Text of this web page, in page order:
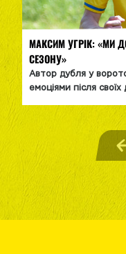
МАКСИМ УГРІК: «МИ
СЕЗОНУ»
Автор дубля у
емоціями після своїх